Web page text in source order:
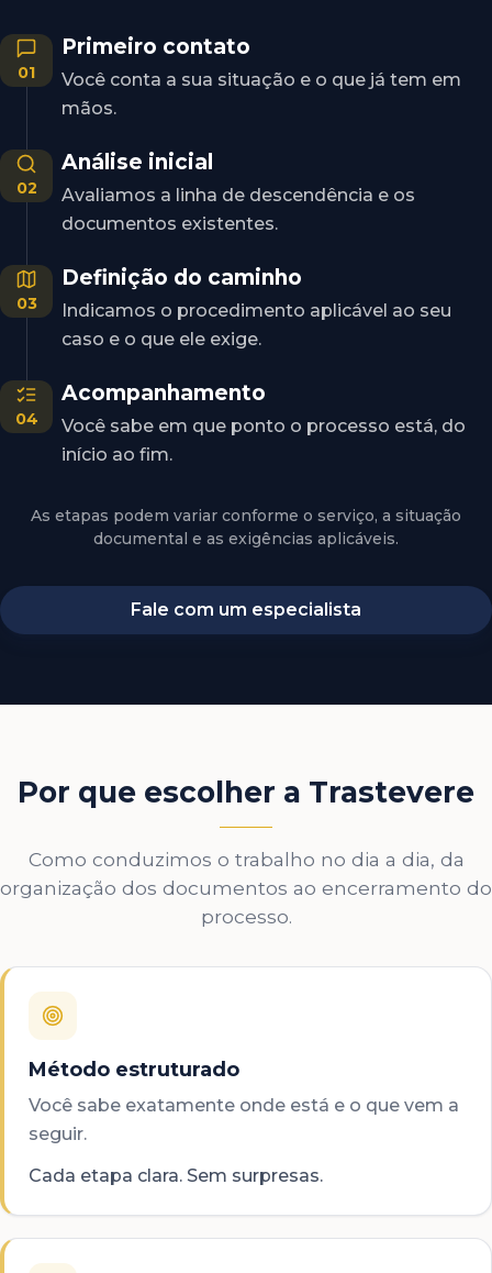
01
Primeiro contato
Você conta a sua situação e o que já tem em
mãos.
02
Análise inicial
Avaliamos a linha de descendência e os
documentos existentes.
03
Definição do caminho
Indicamos o procedimento aplicável ao seu
caso e o que ele exige.
04
Acompanhamento
Você sabe em que ponto o processo está, do
início ao fim.
As etapas podem variar conforme o serviço, a situação
documental e as exigências aplicáveis.
Fale com um especialista
Por que escolher a Trastevere
Como conduzimos o trabalho no dia a dia, da
organização dos documentos ao encerramento do
processo.
Método estruturado
Você sabe exatamente onde está e o que vem a
seguir.
Cada etapa clara. Sem surpresas.